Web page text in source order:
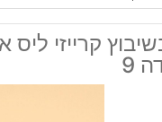
קרייזי ליס